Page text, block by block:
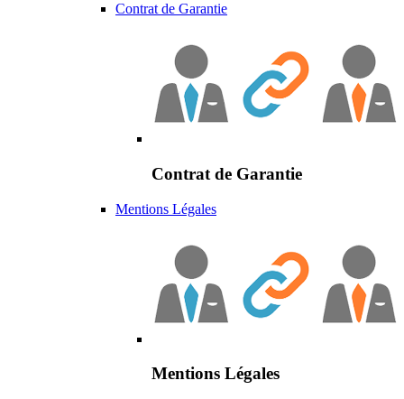
Contrat de Garantie
Contrat de Garantie
Mentions Légales
Mentions Légales